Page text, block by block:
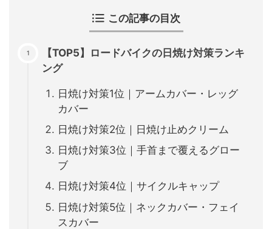
この記事の目次
【TOP5】ロードバイクの日焼け対策ランキ
ング
日焼け対策1位｜アームカバー・レッグ
カバー
日焼け対策2位｜日焼け止めクリーム
日焼け対策3位｜手首まで覆えるグロー
ブ
日焼け対策4位｜サイクルキャップ
日焼け対策5位｜ネックカバー・フェイ
スカバー